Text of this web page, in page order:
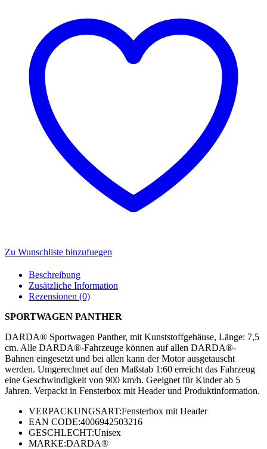
Zu Wunschliste hinzufuegen
Beschreibung
Zusätzliche Information
Rezensionen (0)
SPORTWAGEN PANTHER
DARDA® Sportwagen Panther, mit Kunststoffgehäuse, Länge: 7,5
cm. Alle DARDA®-Fahrzeuge können auf allen DARDA®-
Bahnen eingesetzt und bei allen kann der Motor ausgetauscht
werden. Umgerechnet auf den Maßstab 1:60 erreicht das Fahrzeug
eine Geschwindigkeit von 900 km/h. Geeignet für Kinder ab 5
Jahren. Verpackt in Fensterbox mit Header und Produktinformation.
VERPACKUNGSART:Fensterbox mit Header
EAN CODE:4006942503216
GESCHLECHT:Unisex
MARKE:DARDA®